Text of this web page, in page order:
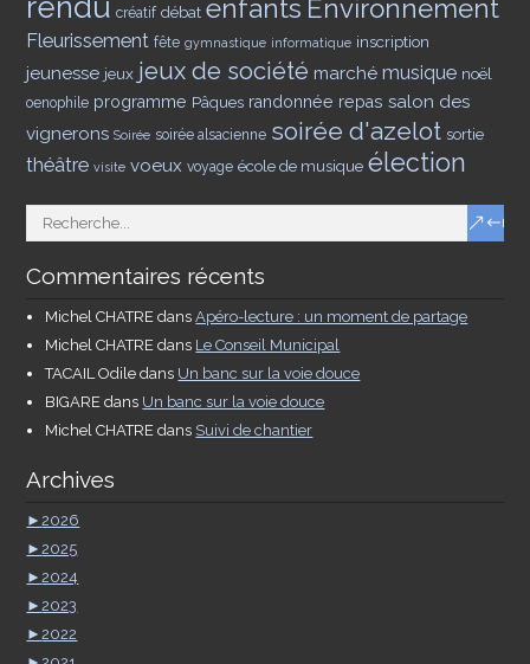
rendu créatif débat enfants Environnement
Fleurissement fête gymnastique informatique inscription
jeunesse jeux jeux de société marché musique noël
oenophile programme Pâques randonnée repas salon des
vignerons Soirée soirée alsacienne soirée d'azelot sortie
théâtre visite voeux voyage école de musique élection
Commentaires récents
Michel CHATRE dansApéro-lecture : un moment de partage
Michel CHATRE dans Le Conseil Municipal
TACAIL Odile dans Un banc sur la voie douce
BIGARE dans Un banc sur la voie douce
Michel CHATRE dans Suivi de chantier
Archives
►2026
►2025
►2024
►2023
►2022